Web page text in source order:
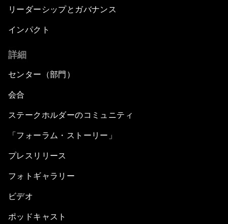
リーダーシップとガバナンス
インパクト
詳細
センター（部門）
会合
ステークホルダーのコミュニティ
「フォーラム・ストーリー」
プレスリリース
フォトギャラリー
ビデオ
ポッドキャスト